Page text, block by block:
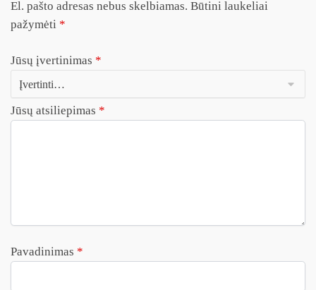
El. pašto adresas nebus skelbiamas. Būtini laukeliai
pažymėti *
Jūsų įvertinimas *
Jūsų atsiliepimas *
Pavadinimas *